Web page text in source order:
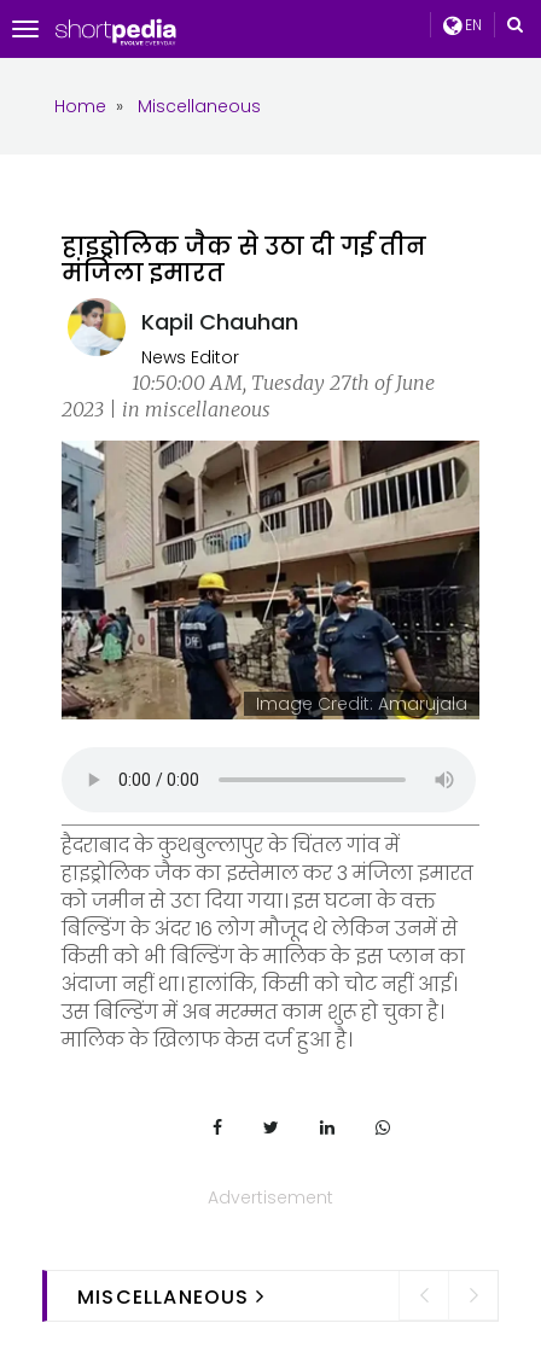
EN
Toggle
navigation
Home » Miscellaneous
हाइड्रोलिक जैक से उठा दी गई तीन
मंजिला इमारत
Kapil Chauhan
News Editor
10:50:00 AM, Tuesday 27th of June
2023 | in miscellaneous
Image Credit: Amarujala
हैदराबाद के कुथबुल्लापुर के चिंतल गांव में
हाइड्रोलिक जैक का इस्तेमाल कर 3 मंजिला इमारत
को जमीन से उठा दिया गया। इस घटना के वक्त
बिल्डिंग के अंदर 16 लोग मौजूद थे लेकिन उनमें से
किसी को भी बिल्डिंग के मालिक के इस प्लान का
अंदाजा नहीं था। हालांकि, किसी को चोट नहीं आई।
उस बिल्डिंग में अब मरम्मत काम शुरू हो चुका है।
मालिक के खिलाफ केस दर्ज हुआ है।
Advertisement
MISCELLANEOUS